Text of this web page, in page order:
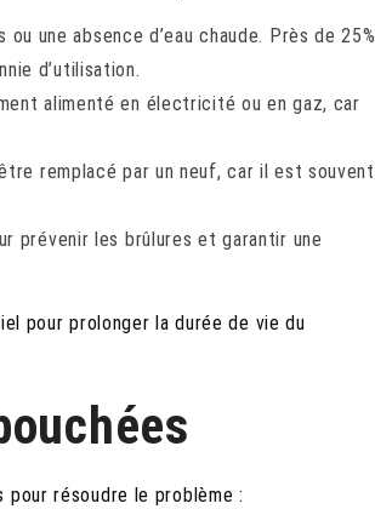
une absence d’eau chaude. Près de 25%
d’utilisation.
alimenté en électricité ou en gaz, car
remplacé par un neuf, car il est souvent
prévenir les brûlures et garantir une
pour prolonger la durée de vie du
résoudre le problème :